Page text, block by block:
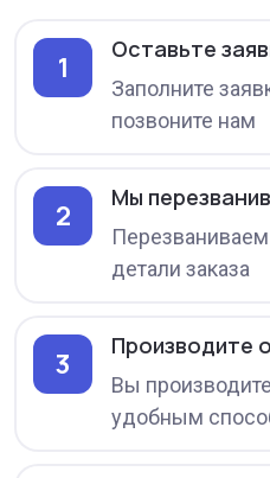
1
Оставьте
Заполните
позвоните нам
2
Мы
детали заказа
3
Производите
Вы
удобным